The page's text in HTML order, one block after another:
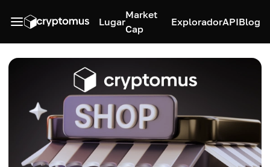
Lugar
Market
Cap
ExploradorAPIBlog